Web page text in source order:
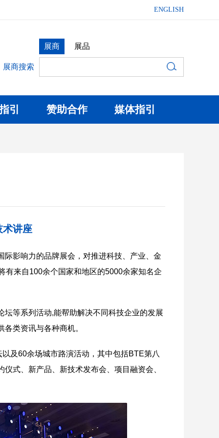
ENGLISH
展商 展品
展商搜索
引 赞助合作 媒体指引
术讲座
影响力的品牌展会，对推进科技、产业、金
有来自100余个国家和地区的5000余家知名企
等系列活动,能帮助解决不同科技企业的发展
类资讯与各种商机。
及60余场城市路演活动，其中包括BTE第八
式、新产品、新技术发布会、项目融资会、